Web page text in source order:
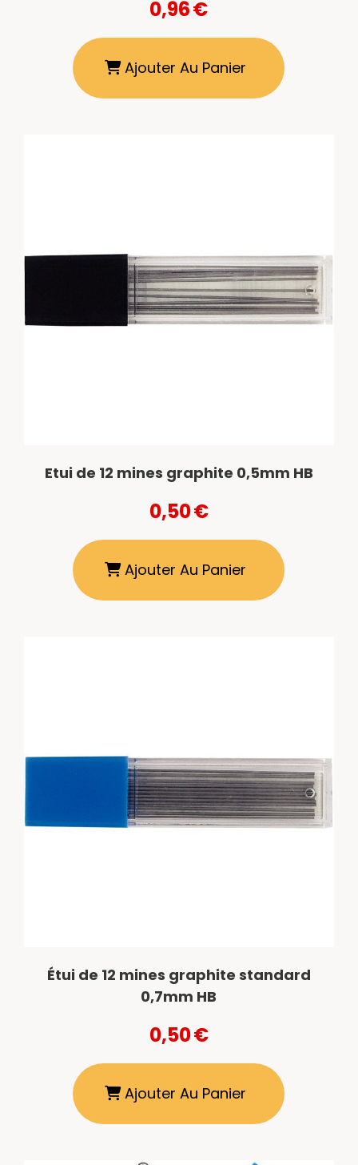
0,96€
Ajouter Au Panier
Etui de 12 mines graphite 0,5mm HB
0,50€
Ajouter Au Panier
Étui de 12 mines graphite standard
0,7mm HB
0,50€
Ajouter Au Panier